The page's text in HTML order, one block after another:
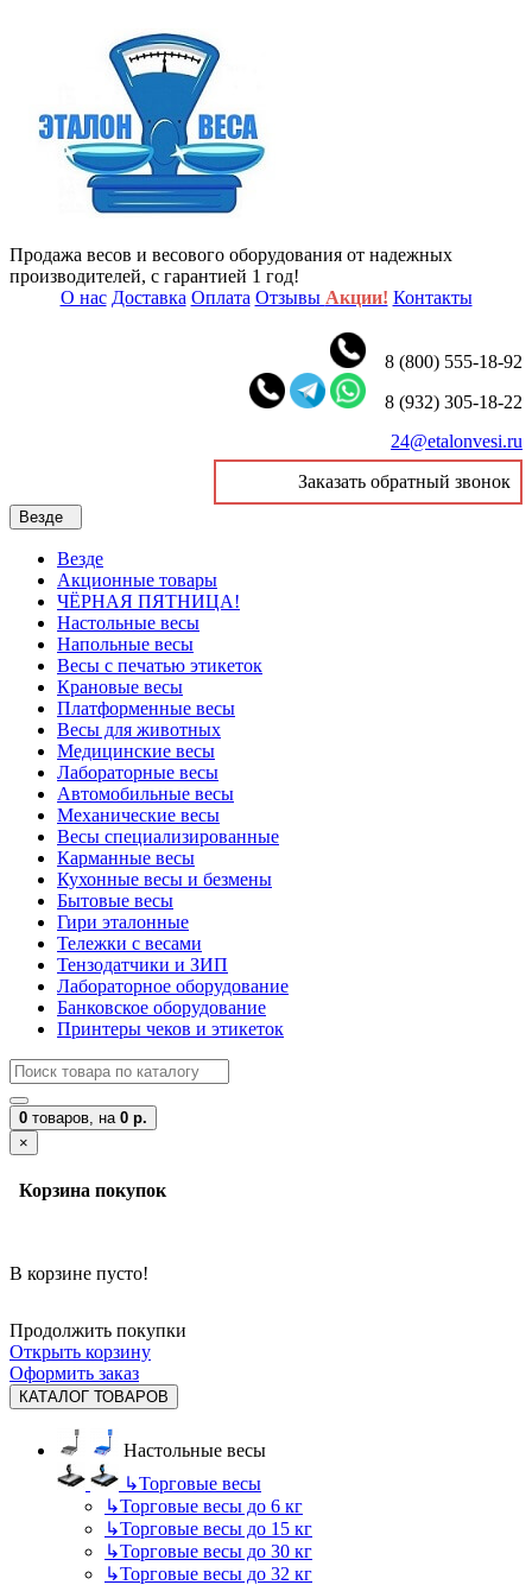
Продажа весов и весового оборудования от надежных
производителей, с гарантией 1 год!
О нас Доставка Оплата Отзывы Акции! Контакты
8 (800) 555-18-92
8 (932) 305-18-22
24@etalonvesi.ru
Заказать обратный звонок
Везде
Везде
Акционные товары
ЧЁРНАЯ ПЯТНИЦА!
Настольные весы
Напольные весы
Весы с печатью этикеток
Крановые весы
Платформенные весы
Весы для животных
Медицинские весы
Лабораторные весы
Автомобильные весы
Механические весы
Весы специализированные
Карманные весы
Кухонные весы и безмены
Бытовые весы
Гири эталонные
Тележки с весами
Тензодатчики и ЗИП
Лабораторное оборудование
Банковское оборудование
Принтеры чеков и этикеток
0 товаров, на 0 р.
×
Корзина покупок
В корзине пусто!
Продолжить покупки
Открыть корзину
Оформить заказ
КАТАЛОГ ТОВАРОВ
Настольные весы
↳Торговые весы
↳Торговые весы до 6 кг
↳Торговые весы до 15 кг
↳Торговые весы до 30 кг
↳Торговые весы до 32 кг